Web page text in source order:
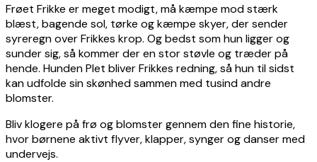
Frøet Frikke er meget modigt, må kæmpe mod stærk
blæst, bagende sol, tørke og kæmpe skyer, der sender
syreregn over Frikkes krop. Og bedst som hun ligger og
sunder sig, så kommer der en stor støvle og træder på
hende. Hunden Plet bliver Frikkes redning, så hun til sidst
kan udfolde sin skønhed sammen med tusind andre
blomster.
Bliv klogere på frø og blomster gennem den fine historie,
hvor børnene aktivt flyver, klapper, synger og danser med
undervejs.